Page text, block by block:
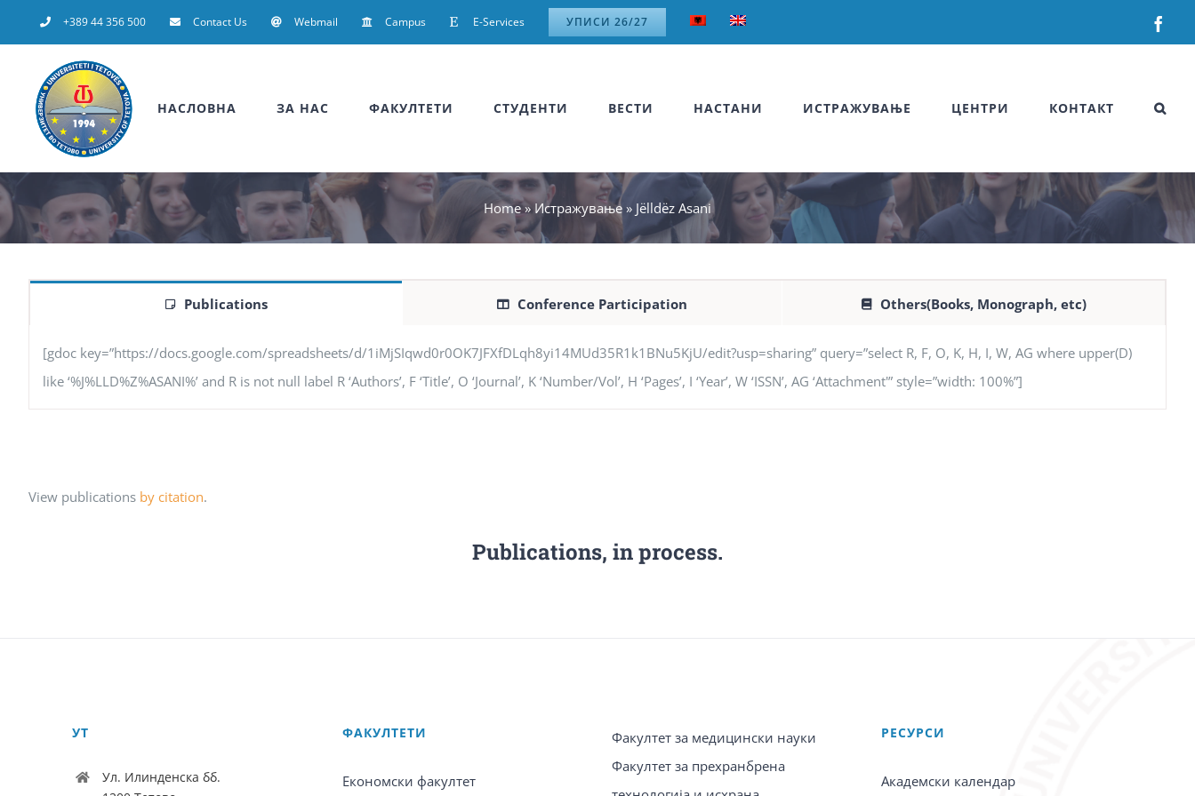
to
+389 44 356 500 Contact Us Webmail Campus E-Services УПИСИ 26/27
НАСЛОВНА ЗА НАС ФАКУЛТЕТИ СТУДЕНТИ ВЕСТИ НАСТАНИ ИСТРАЖУВАЊЕ ЦЕНТРИ КОНТАКТ
Home»Истражување » Jëlldëz Asani
Publications Conference Participation Others(Books, Monograph, etc)
[gdoc key=”https://docs.google.com/spreadsheets/d/1iMjSIqwd0r0OK7JFXfDLqh8yi14MUd35R1k1BNu5KjU/edit?usp=sharing” query=”select R, F, O, K, H, I, W, AG where upper(D)
like ‘%J%LLD%Z%ASANI%’ and R is not null label R ‘Authors’, F ‘Title’, O ‘Journal’, K ‘Number/Vol’, H ‘Pages’, I ‘Year’, W ‘ISSN’, AG ‘Attachment'” style=”width: 100%”]
View publications by citation.
Publications, in process.
УТ
Ул. Илинденска бб.
ФАКУЛТЕТИ
Економски факултет
Факултет за медицински науки
Факултет за прехранбрена
PЕСУРСИ
Академски календар